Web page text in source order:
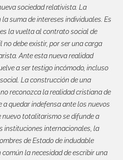
sociedad relativista. La
suma de intereses individuales. Es
la vuelta al contrato social de
no debe existir, por ser una carga
Ante esta nueva realidad
a ser testigo incómodo, incluso
La construcción de una
reconozca la realidad cristiana de
a quedar indefensa ante los nuevos
nuevo totalitarismo se difunde a
instituciones internacionales, la
de Estado deindudable
común la necesidad de escribir una